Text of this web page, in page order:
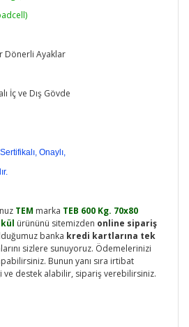
Dönerli Ayaklar
İç ve Dış Gövde
Onaylı,
TEM marka TEB 600 Kg. 70x80
ürününü sitemizden online sipariş
banka kredi kartlarına tek
sizlere sunuyoruz. Ödemelerinizi
Bunun yanı sıra irtibat
ve destek alabilir, sipariş verebilirsiniz.